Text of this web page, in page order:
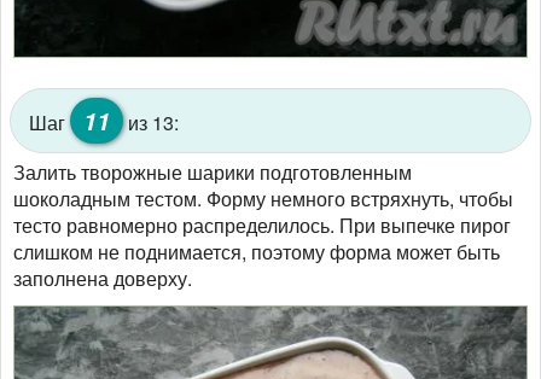
Шаг 11 из 13:
Залить творожные шарики подготовленным
шоколадным тестом. Форму немного встряхнуть, чтобы
тесто равномерно распределилось. При выпечке пирог
слишком не поднимается, поэтому форма может быть
заполнена доверху.